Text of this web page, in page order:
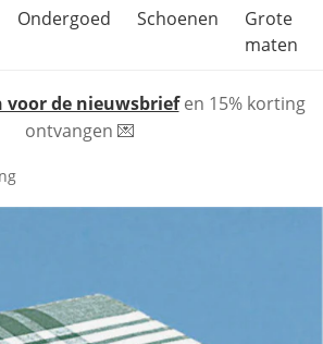
Ondergoed Schoenen
Grote
maten
voor de nieuwsbriefen 15% korting
ontvangen 💌